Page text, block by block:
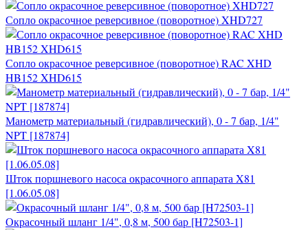
Сопло окрасочное реверсивное (поворотное) XHD727
Сопло окрасочное реверсивное (поворотное) RAC XHD
HB152 XHD615
Манометр материальный (гидравлический), 0 - 7 бар, 1/4"
NPT [187874]
Шток поршневого насоса окрасочного аппарата X81
[1.06.05.08]
Окрасочный шланг 1/4", 0,8 м, 500 бар [H72503-1]